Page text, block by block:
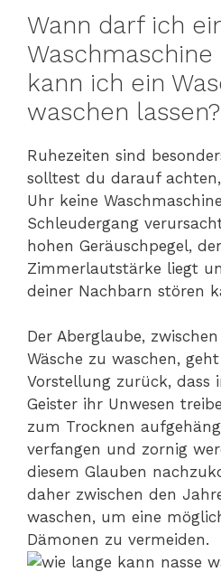
Wann darf ich
kann ich ein
waschen lassen?
Ruhezeiten sind
solltest du darauf
Uhr keine
Schleudergang
hohen Geräuschpegel,
Zimmerlautstärke liegt
deiner Nachbarn stören
Der Aberglaube,
Wäsche zu waschen,
Vorstellung zurück, dass
Geister ihr Unwesen
zum Trocknen
verfangen und zornig
diesem Glauben
daher zwischen den
waschen, um eine
Dämonen zu vermeiden.